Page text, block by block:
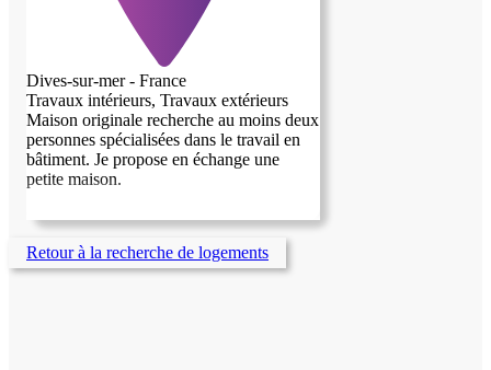
Dives-sur-mer - France
Travaux intérieurs, Travaux extérieurs
Maison originale recherche au moins deux
personnes spécialisées dans le travail en
bâtiment. Je propose en échange une
petite maison.
Retour à la recherche de logements